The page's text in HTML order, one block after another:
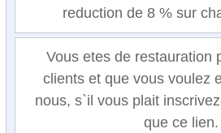
reduction de 8 % sur
Vous etes de restauration
clients et que vous voulez
nous, s`il vous plait
que ce lien.